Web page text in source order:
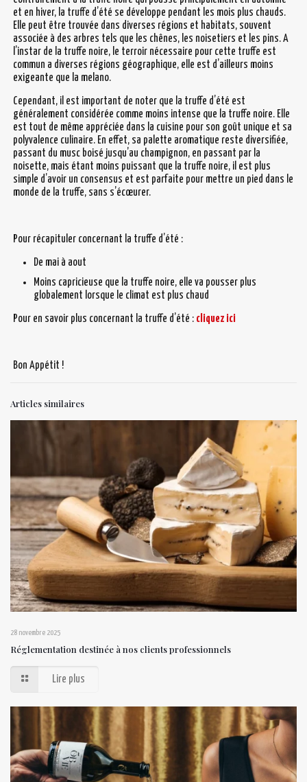
et en hiver, la truffe d’été se développe pendant les mois plus chauds.
Elle peut être trouvée dans diverses régions et habitats, souvent
associée à des arbres tels que les chênes, les noisetiers et les pins. A
l’instar de la truffe noire, le terroir nécessaire pour cette truffe est
commun a diverses régions géographique, elle est d’ailleurs moins
exigeante que la melano.
Cependant, il est important de noter que la truffe d’été est
généralement considérée comme moins intense que la truffe noire. Elle
est tout de même appréciée dans la cuisine pour son goût unique et sa
polyvalence culinaire. En effet, sa palette aromatique reste diversifiée,
passant du musc boisé jusqu’au champignon, en passant par la
noisette, mais étant moins puissant que la truffe noire, il est plus
simple d’avoir un consensus et est parfaite pour mettre un pied dans le
monde de la truffe, sans s’écœurer.
Pour récapituler concernant la truffe d’été :
De mai à aout
Moins capricieuse que la truffe noire, elle va pousser plus
globalement lorsque le climat est plus chaud
Pour en savoir plus concernant la truffe d’été : cliquez ici
Bon Appétit !
Articles similaires
28 novembre 2025
Réglementation destinée à nos clients professionnels
Lire plus